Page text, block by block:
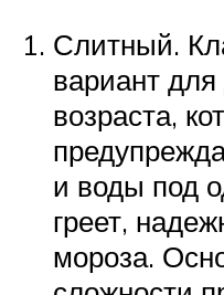
Слитный.
вариант для
возраста,
и воды под
греет,
мороза.